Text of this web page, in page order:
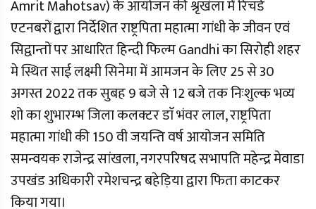
Amrit Mahotsav) के आयोजन की श्रृखंला में रिचर्ड
एटनबरों द्वारा निर्देशित राष्ट्रपिता महात्मा गांधी के जीवन एवं
सिद्वान्तों पर आधारित हिन्दी फिल्म Gandhi का सिरोही शहर
मे स्थित साई लक्ष्मी सिनेमा में आमजन के लिए 25 से 30
अगस्त 2022 तक सुबह 9 बजे से 12 बजे तक निःशुल्क भव्य
शो का शुभारम्भ जिला कलक्टर डाॅ भंवर लाल, राष्ट्रपिता
महात्मा गांधी की 150 वी जयन्ति वर्ष आयोजन समिति
समन्वयक राजेन्द्र सांखला, नगरपरिषद सभापति महेन्द्र मेवाडा
उपखंड अधिकारी रमेशचन्द्र बहेड़िया द्वारा फिता काटकर
किया गया।